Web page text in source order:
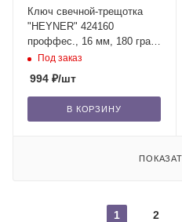
Ключ свечной-трещотка
"HEYNER" 424160
проффес., 16 мм, 180 град.
вращения /40
Под заказ
994 ₽/шт
В КОРЗИНУ
1 2